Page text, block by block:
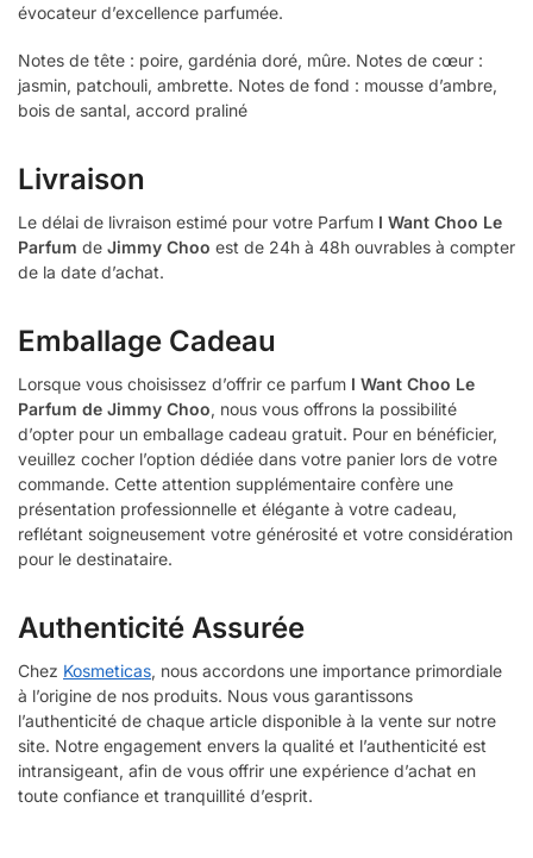
évocateur d’excellence parfumée.
Notes de tête : poire, gardénia doré, mûre. Notes de cœur :
jasmin, patchouli, ambrette. Notes de fond : mousse d’ambre,
bois de santal, accord praliné
Livraison
Le délai de livraison estimé pour votre Parfum I Want Choo Le
Parfum de Jimmy Choo est de 24h à 48h ouvrables à compter
de la date d’achat.
Emballage Cadeau
Lorsque vous choisissez d’offrir ce parfum I Want Choo Le
Parfum de Jimmy Choo, nous vous offrons la possibilité
d’opter pour un emballage cadeau gratuit. Pour en bénéficier,
veuillez cocher l’option dédiée dans votre panier lors de votre
commande. Cette attention supplémentaire confère une
présentation professionnelle et élégante à votre cadeau,
reflétant soigneusement votre générosité et votre considération
pour le destinataire.
Authenticité Assurée
Chez Kosmeticas, nous accordons une importance primordiale
à l’origine de nos produits. Nous vous garantissons
l’authenticité de chaque article disponible à la vente sur notre
site. Notre engagement envers la qualité et l’authenticité est
intransigeant, afin de vous offrir une expérience d’achat en
toute confiance et tranquillité d’esprit.